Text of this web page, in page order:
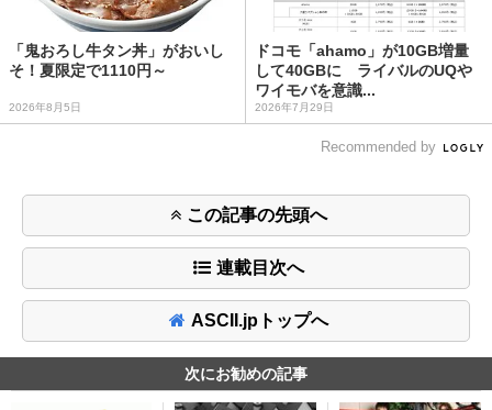
「鬼おろし牛タン丼」がおいし
そ！夏限定で1110円～
2026年8月5日
ドコモ「ahamo」が10GB増量
して40GBに ライバルのUQや
ワイモバを意識...
2026年7月29日
Recommended by
この記事の先頭へ
連載目次へ
ASCII.jpトップへ
次にお勧めの記事